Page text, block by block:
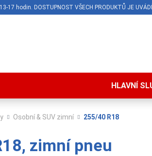
17 hodin. DOSTUPNOST VŠECH PRODUKTŮ JE
HLAVNÍ
Osobní & SUV zimní 255/40 R18
zimní pneu